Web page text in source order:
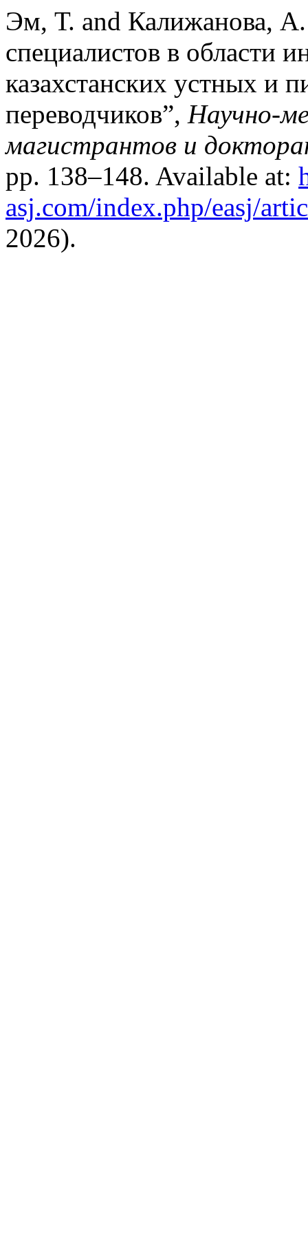
Эм, Т. and Калижанова,
специалистов в области
казахстанских устных и
переводчиков”, Научно-
магистрантов и
pp. 138–148. Available at:
asj.com/index.php/easj/
2026).